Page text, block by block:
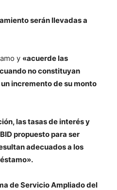
serán llevadas a
y «acuerde las
no constituyan
incremento de su monto
las tasas de interés y
propuesto para ser
adecuados a los
de Servicio Ampliado del